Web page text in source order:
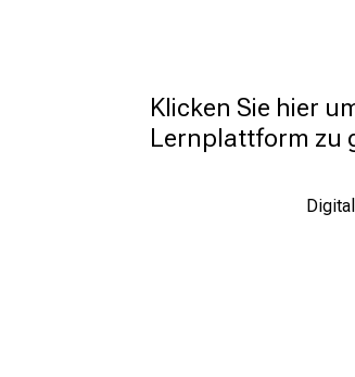
Klicken Sie hier
Lernplattform zu